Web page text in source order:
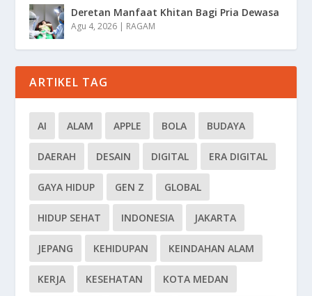
Deretan Manfaat Khitan Bagi Pria Dewasa
Agu 4, 2026 | RAGAM
ARTIKEL TAG
AI ALAM APPLE BOLA BUDAYA
DAERAH DESAIN DIGITAL ERA DIGITAL
GAYA HIDUP GEN Z GLOBAL
HIDUP SEHAT INDONESIA JAKARTA
JEPANG KEHIDUPAN KEINDAHAN ALAM
KERJA KESEHATAN KOTA MEDAN